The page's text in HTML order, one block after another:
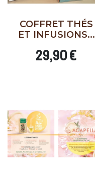
COFFRET THÉS
ET INFUSIONS...
29,90 €